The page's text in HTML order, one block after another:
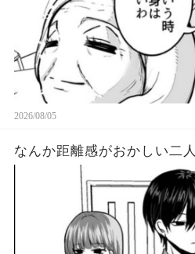
2026/08/05
なんか距離感がおかしい二人